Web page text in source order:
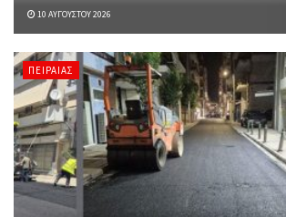
10 ΑΥΓΟΎΣΤΟΥ 2026
ΠΕΙΡΑΙΆΣ